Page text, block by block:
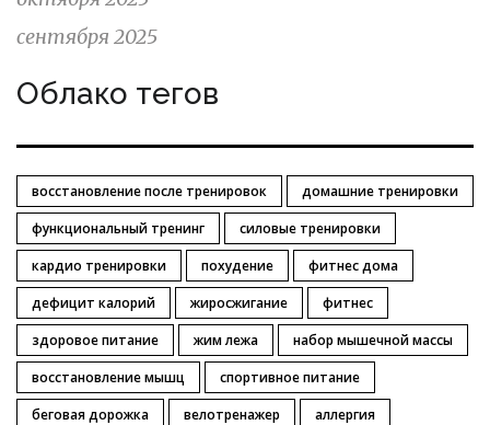
сентября 2025
Облако тегов
восстановление после тренировок
домашние тренировки
функциональный тренинг
силовые тренировки
кардио тренировки
похудение
фитнес дома
дефицит калорий
жиросжигание
фитнес
здоровое питание
жим лежа
набор мышечной массы
восстановление мышц
спортивное питание
беговая дорожка
велотренажер аллергия